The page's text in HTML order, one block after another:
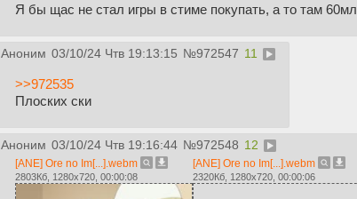
Я бы щас не стал игры в стиме покупать, а то там
Аноним 03/10/24 Чтв 19:13:15 №972547 11
>>972535
Плоских ски
Аноним 03/10/24 Чтв 19:16:44 №972548 12
[ANE] Ore no Im[...].webm
2803Кб, 1280x720, 00:00:08
[ANE] Ore no Im[...].webm
2320Кб, 1280x720, 00:00:06